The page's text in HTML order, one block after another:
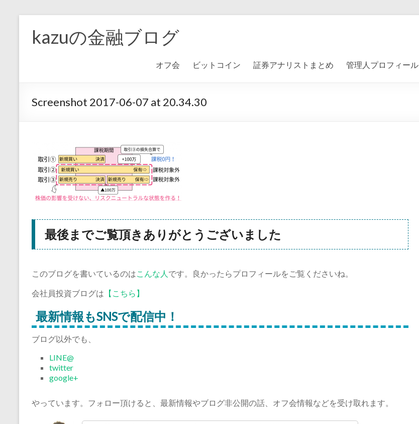
kazuの金融ブログ
オフ会 ビットコイン 証券アナリストまとめ 管理人プロフィール
Screenshot 2017-06-07 at 20.34.30
最後までご覧頂きありがとうございました
このブログを書いているのはこんな人 です。良かったらプロフィールをご覧くださいね。
会社員投資ブログは 【こちら】
最新情報もSNSで配信中！
ブログ以外でも、
LINE@
twitter
google+
やっています。フォロー頂けると、最新情報やブログ非公開の話、オフ会情報などを受け取れます。